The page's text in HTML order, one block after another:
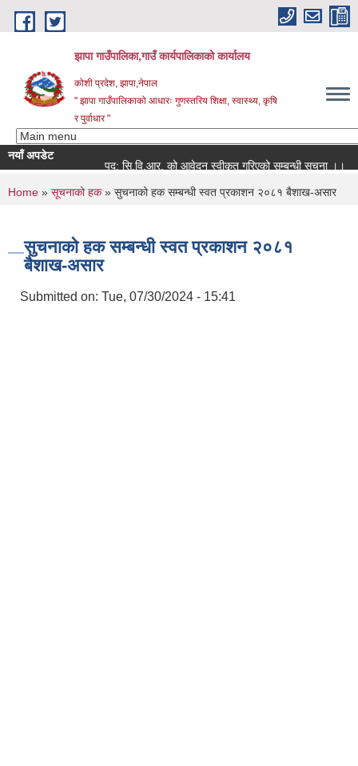
Skip to main content
झापा गाउँपालिका,गाउँ कार्यपालिकाको कार्यालय
कोशी प्रदेश, झापा,नेपाल
" झापा गाउँपालिकाको आधारः गुणस्तरिय शिक्षा, स्वास्थ्य, कृषि
र पुर्वाधार "
नयाँ अपडेट
पद: सि.वि.आर. को आवेदन स्वीकृत गरिएको सम्बन्धी सूचना ।।
You are here
Home » सूचनाको हक» सुचनाको हक सम्बन्धी स्वत प्रकाशन २०८१ बैशाख-असार
सुचनाको हक सम्बन्धी स्वत प्रकाशन २०८१
बैशाख-असार
Submitted on: Tue, 07/30/2024 - 15:41